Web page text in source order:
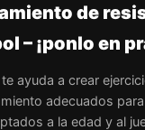
de
– ¡ponlo en
ayuda a crear
adecuados
a la edad y al